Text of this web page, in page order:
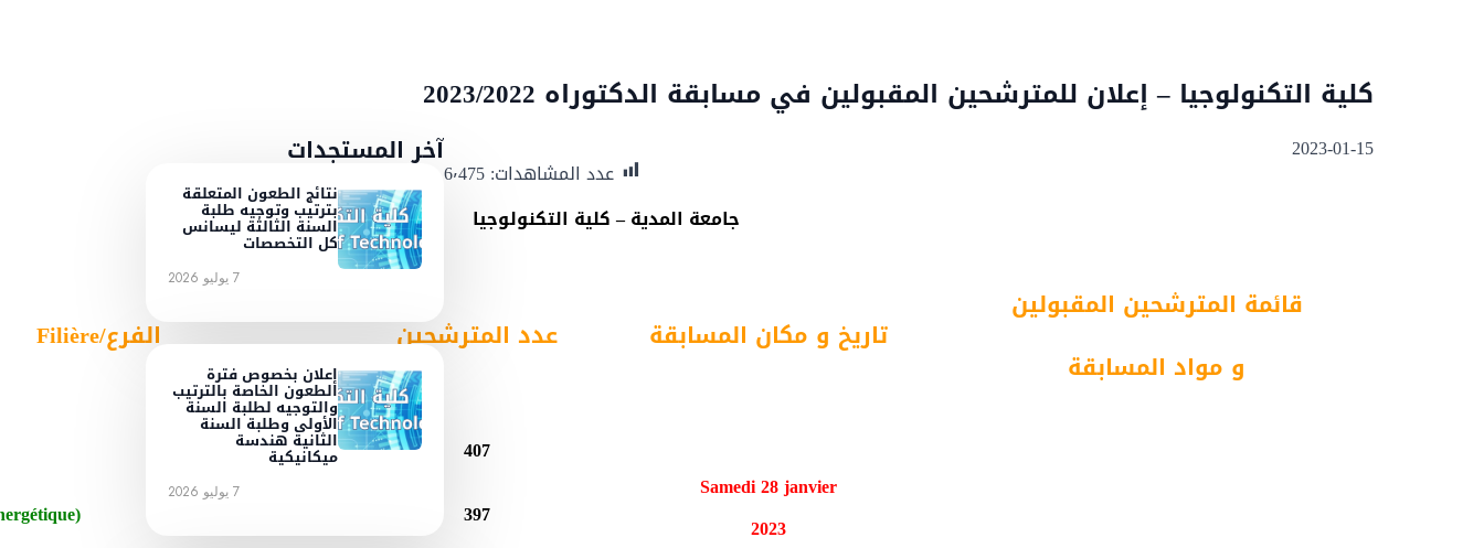
كلية التكنولوجيا – إعلان للمترشحين المقبولين في مسابقة الدكتوراه 2023/2022
2023-01-15
عدد المشاهدات:6٬475
جامعة المدية – كلية التكنولوجيا
قائمة المترشحين المقبولين
و مواد المسابقة
تاريخ و مكان المسابقة عدد المترشحين الفرع/Filière
Samedi 28 janvier
2023
407
397
آخر المستجدات
نتائج الطعون المتعلقة
بترتيب وتوجيه طلبة
السنة الثالثة ليسانس
كل التخصصات
7 يوليو 2026
إعلان بخصوص فترة
الطعون الخاصة بالترتيب
والتوجيه لطلبة السنة
الأولى وطلبة السنة
الثانية هندسة
ميكانيكية
7 يوليو 2026